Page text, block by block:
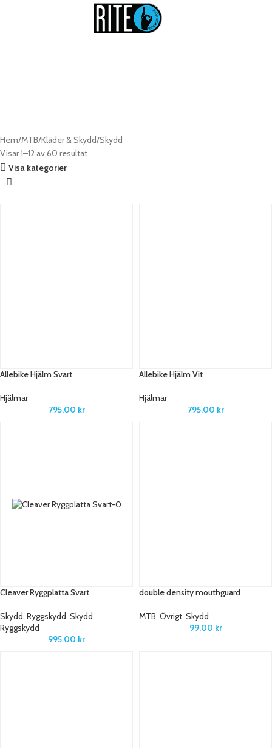
Hem MTB Kläder & Skydd Skydd
Visar 1–12 av 60 resultat
Visa kategorier
Allebike Hjälm Svart
Hjälmar
795.00 kr
Allebike Hjälm Vit
Hjälmar
795.00 kr
Cleaver Ryggplatta Svart
Skydd, Ryggskydd, Skydd,
Ryggskydd
995.00 kr
double density mouthguard
MTB, Övrigt, Skydd
99.00 kr